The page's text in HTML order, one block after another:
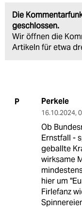
Die
geschlossen.
Wir öffnen die
Artikeln für etwa
P Perkele
16.10.2024,
Ob
Ernstfall -
geballte
wirksame
hier um
Firlefanz